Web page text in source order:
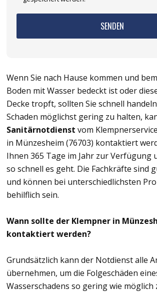
Wenn Sie nach Hause kommen und
Boden mit Wasser bedeckt ist oder
Decke tropft, sollten Sie schnell
Schaden möglichst gering zu halten,
Sanitärnotdienst vom
in Münzesheim (76703) kontaktiert
Ihnen 365 Tage im Jahr zur Verfügung
so schnell es geht. Die Fachkräfte sind
und können bei unterschiedlichsten
behilflich sein.
Wann sollte der Klempner in
kontaktiert werden?
Grundsätzlich kann der Notdienst alle
übernehmen, um die Folgeschäden
Wasserschadens so gering wie möglich